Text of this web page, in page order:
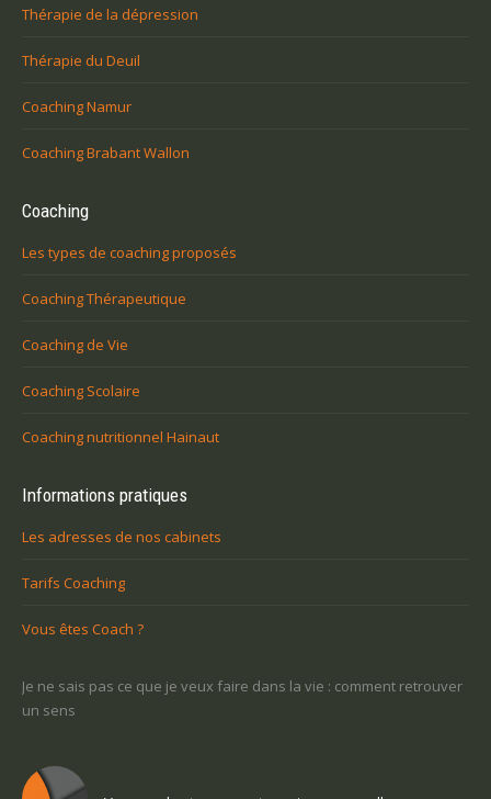
Thérapie de la dépression
Thérapie du Deuil
Coaching Namur
Coaching Brabant Wallon
Coaching
Les types de coaching proposés
Coaching Thérapeutique
Coaching de Vie
Coaching Scolaire
Coaching nutritionnel Hainaut
Informations pratiques
Les adresses de nos cabinets
Tarifs Coaching
Vous êtes Coach ?
Je ne sais pas ce que je veux faire dans la vie : comment retrouver
un sens